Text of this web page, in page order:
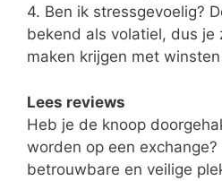
4. Ben ik stressgevoelig?
bekend als volatiel, dus je
maken krijgen met
Lees reviews
Heb je de knoop
worden op een
betrouwbare en veilige